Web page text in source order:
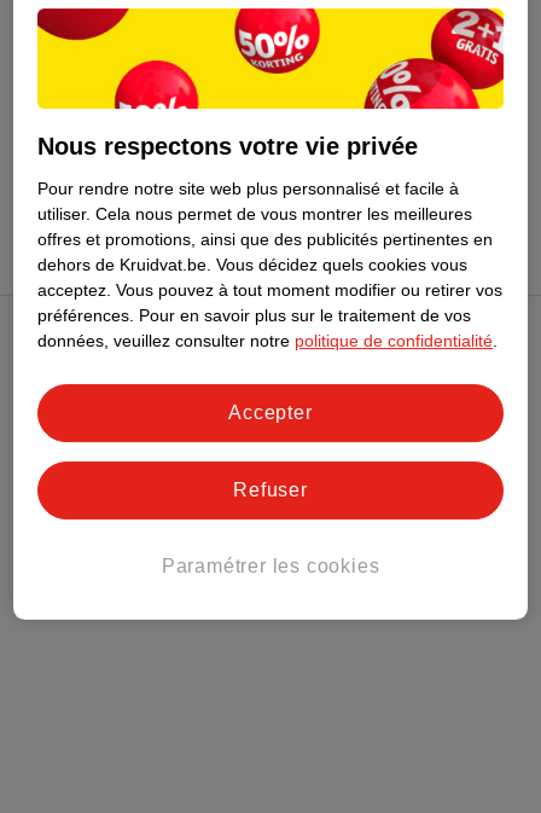
37
Conseil sur le ménage
Club Kruidvat
Service Clientèle
Tout sur Kruidvat
Nous respectons votre vie privée
Pour rendre notre site web plus personnalisé et facile à
utiliser. Cela nous permet de vous montrer les meilleures
offres et promotions, ainsi que des publicités pertinentes en
dehors de Kruidvat.be. Vous décidez quels cookies vous
acceptez. Vous pouvez à tout moment modifier ou retirer vos
préférences. Pour en savoir plus sur le traitement de vos
données, veuillez consulter notre politique de confidentialité.
Paramétrer les cookies
Refuser
Accepter